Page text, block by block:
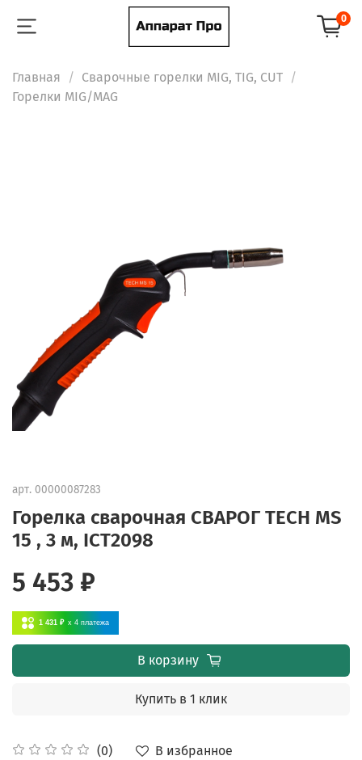
0
Главная
Сварочные горелки MIG, TIG, CUT
Горелки MIG/MAG
арт. 00000087283
Горелка сварочная СВАРОГ TECH MS
15 , 3 м, ICT2098
(0)
В избранное
5 453 ₽
1 431 ₽ x 4 платежа
В корзину
Купить в 1 клик